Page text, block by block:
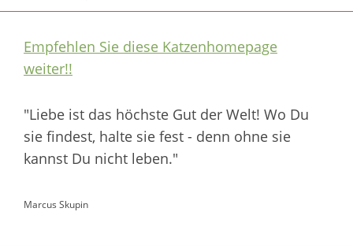
Empfehlen Sie diese Katzenhomepage
weiter!!
"Liebe ist das höchste Gut der Welt! Wo Du
sie findest, halte sie fest - denn ohne sie
kannst Du nicht leben."
Marcus Skupin